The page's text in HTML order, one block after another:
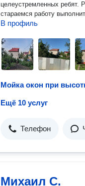
целеустремленных ребят.
стараемся работу
В профиль
Ещё 10 услуг
Телефон
Михаил С.